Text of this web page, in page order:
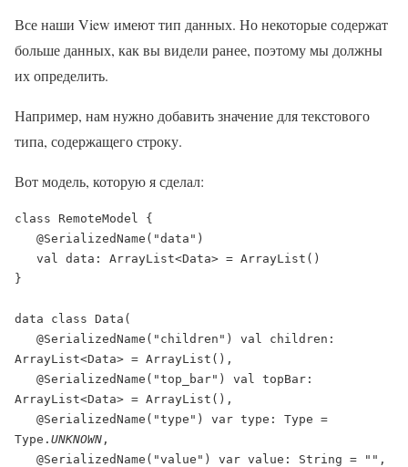
Все наши View имеют тип данных. Но некоторые содержат
больше данных, как вы видели ранее, поэтому мы должны
их определить.
Например, нам нужно добавить значение для текстового
типа, содержащего строку.
Вот модель, которую я сделал:
class RemoteModel {
@SerializedName("data")
val data: ArrayList<Data> = ArrayList()
}
data class Data(
ArrayList<Data> = ArrayList(),
ArrayList<Data> = ArrayList(),
Type. UNKNOWN ,
@SerializedName("value") var value: String = "",